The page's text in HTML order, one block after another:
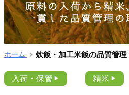
ホーム 炊飯・加工米飯の品質管理
入荷・保管 精米